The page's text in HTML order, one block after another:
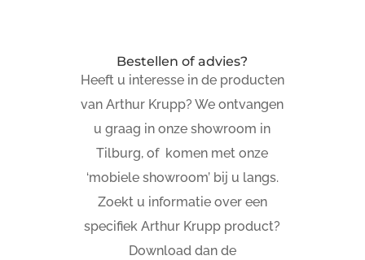
Bestellen of advies?
Heeft u interesse in de producten
van Arthur Krupp? We ontvangen
u graag in onze showroom in
Tilburg, of komen met onze
‘mobiele showroom’ bij u langs.
Zoekt u informatie over een
specifiek Arthur Krupp product?
Download dan de